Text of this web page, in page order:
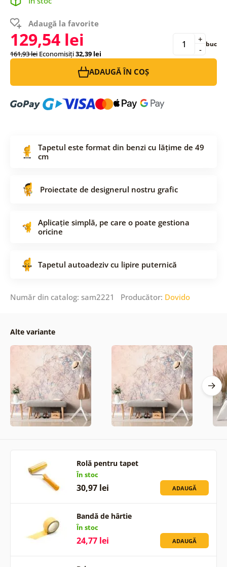
Adaugă la favorite
129,54 lei
161,93 lei Economisiți32,39 lei -
+ buc
ADAUGĂ ÎN COȘ
Tapetul este format din benzi cu lățime de 49
cm
Proiectate de designerul nostru grafic
Aplicație simplă, pe care o poate gestiona
oricine
Tapetul autoadeziv cu lipire puternică
Număr din catalog: sam2221 Producător: Dovido
Alte variante
Rolă pentru tapet
În stoc
30,97 lei ADAUGĂ
Bandă de hârtie
În stoc
24,77 lei ADAUGĂ